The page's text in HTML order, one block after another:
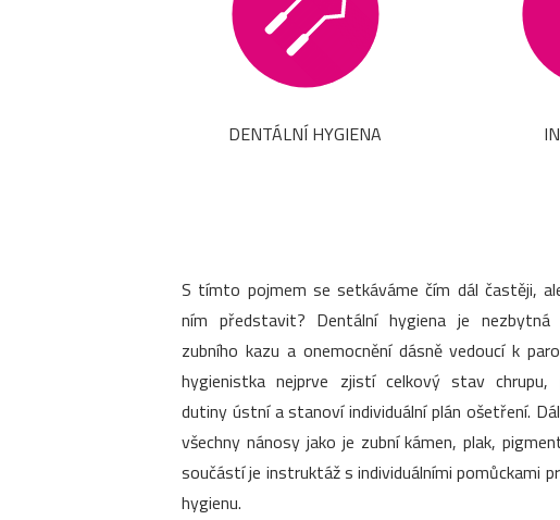
DENTÁLNÍ HYGIENA
S tímto pojmem se setkáváme čím dál častěji,
ním představit? Dentální hygiena je nezbytná
zubního kazu a onemocnění dásně vedoucí k
hygienistka nejprve zjistí celkový stav chrupu,
dutiny ústní a stanoví individuální plán ošetření.
všechny nánosy jako je zubní kámen, plak,
součástí je instruktáž s individuálními pomůckami
hygienu.